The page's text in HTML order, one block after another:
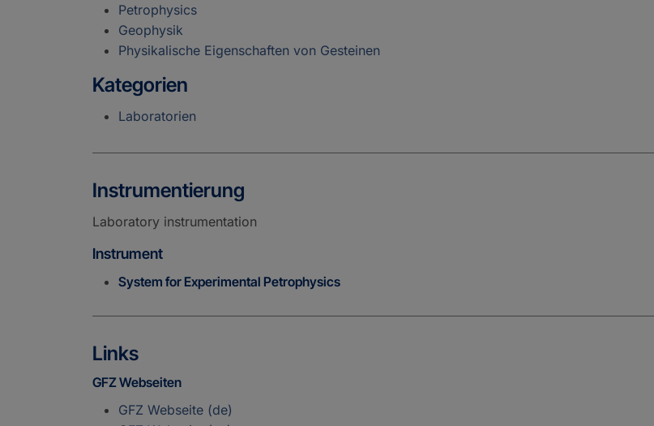
Petrophysics
Geophysik
Physikalische Eigenschaften von Gesteinen
Kategorien
Laboratorien
Instrumentierung
Laboratory instrumentation
Instrument
System for Experimental Petrophysics
Links
GFZ Webseiten
GFZ Webseite (de)